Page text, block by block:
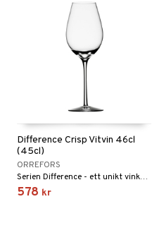
Difference Crisp Vitvin 46cl
(45cl)
ORREFORS
Serien Difference - ett unikt vinkoncept vars glas förstärker vinets doft och smak. Serien fick utmärkelsen Utmärkt Svensk Form Hederspris 2002.
578 kr